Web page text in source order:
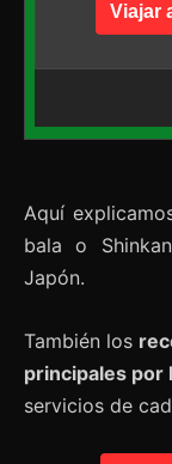
Viajar
Aquí
bala o
Japón.
También los
principales por
servicios de